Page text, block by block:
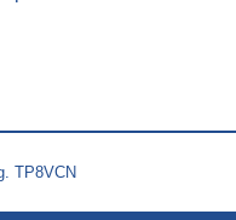
TP8VCN